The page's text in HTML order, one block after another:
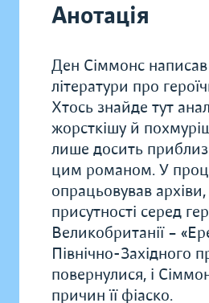
Анотація
Ден Сіммонс написав
літератури про
Хтось знайде тут
жорсткішу й
лише досить
цим романом. У
опрацьовував
присутності серед
Великобританії –
Північно-Західного
повернулися, і
причин її фіаско.